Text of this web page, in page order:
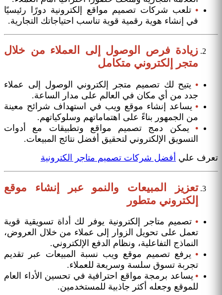
• تلعب شركات تصميم مواقع إلكترونية دورًا رئيسيًا
في إنشاء هوية رقمية قوية تناسب احتياجاتك التجارية.
زيادة فرص الوصول إلى العملاء من خلال
متجر إلكتروني متكامل
• يتيح لك تصميم متجر إلكتروني الوصول إلى عملاء
جدد من أي مكان في العالم على مدار الساعة.
• يساعد إنشاء موقع ويب في استهداف شرائح معينة
من الجمهور بناءً على اهتماماتهم وسلوكياتهم.
•
يمكن دمج تصميم مواقع وتطبيقات مع أدوات
التسويق الإلكتروني لتحقيق أفضل نتائج المبيعات.
تعرف علي أفضل شركات تصميم متاجر الكترونية
تعزيز المبيعات والنمو عبر إنشاء موقع
إلكتروني متطور
• تصميم متاجر إلكترونية يوفر لك أداة تسويقية قوية
تعمل على تحويل الزوار إلى عملاء من خلال العروض،
النماذج التفاعلية، ونظام الدفع الإلكتروني.
• يرفع تصميم موقع ويب نسبة المبيعات عبر تقديم
تجربة تسوق سلسة وسريعة للعملاء.
• يساعد برمجة مواقع احترافية في تحسين الأداء العام
للموقع وجعله أكثر جاذبية للمستخدمين.